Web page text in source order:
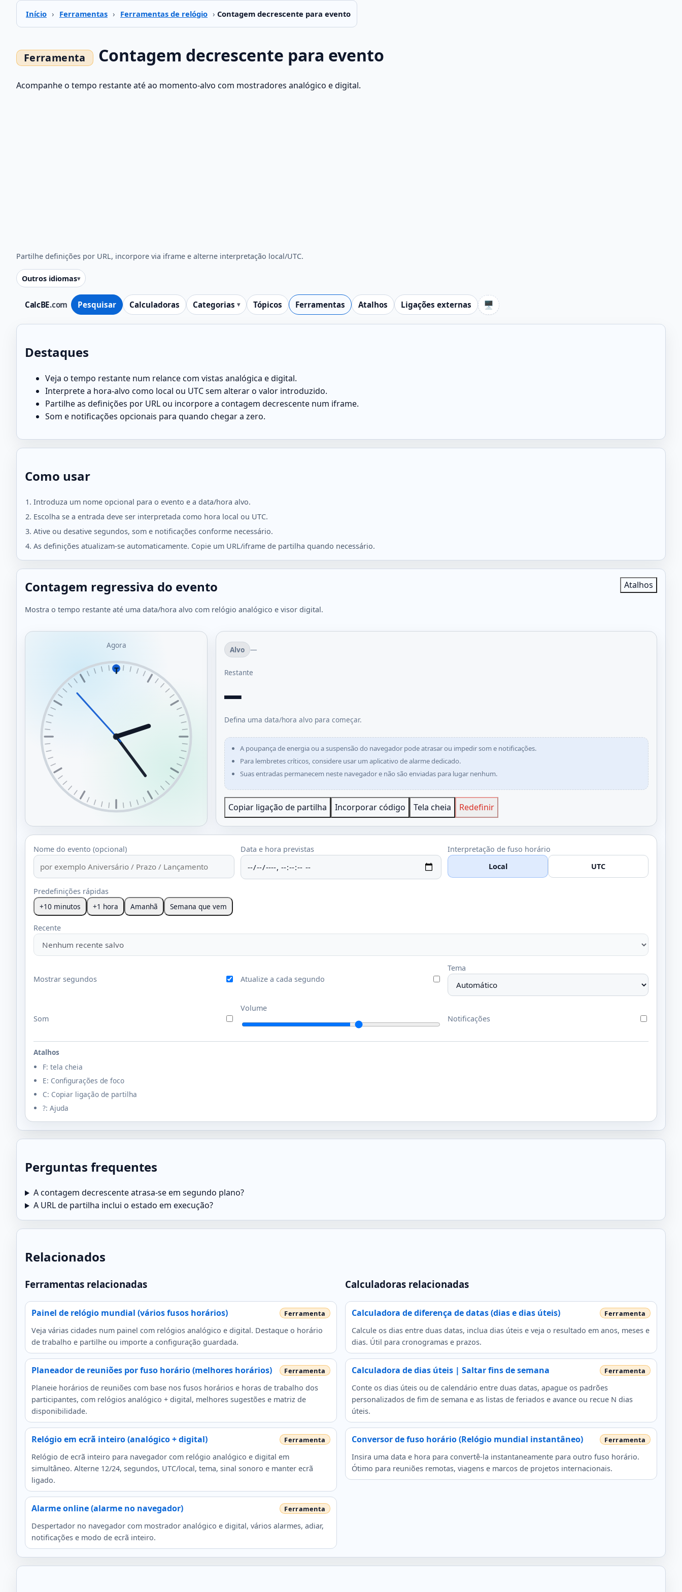
Início › Ferramentas › Ferramentas de relógio › Contagem decrescente para evento
CalcBE.com Pesquisar Calculadoras Categorias Tópicos Ferramentas Atalhos Ligações externas 🖥️
Contagem decrescente para evento
Acompanhe o tempo restante até ao momento-alvo com mostradores analógico e digital.
Partilhe definições por URL, incorpore via iframe e alterne interpretação local/UTC.
Outros idiomas
Destaques
Veja o tempo restante num relance com vistas analógica e digital.
Interprete a hora-alvo como local ou UTC sem alterar o valor introduzido.
Partilhe as definições por URL ou incorpore a contagem decrescente num iframe.
Som e notificações opcionais para quando chegar a zero.
Como usar
Introduza um nome opcional para o evento e a data/hora alvo.
Escolha se a entrada deve ser interpretada como hora local ou UTC.
Ative ou desative segundos, som e notificações conforme necessário.
As definições atualizam-se automaticamente. Copie um URL/iframe de partilha quando necessário.
Contagem regressiva do evento
Mostra o tempo restante até uma data/hora alvo com relógio analógico e visor digital.
Atalhos
Agora
T
Alvo —
Restante
—
Defina uma data/hora alvo para começar.
A poupança de energia ou a suspensão do navegador pode atrasar ou impedir som e notificações.
Para lembretes críticos, considere usar um aplicativo de alarme dedicado.
Suas entradas permanecem neste navegador e não são enviadas para lugar nenhum.
Copiar ligação de partilha Incorporar código Tela cheia Redefinir
Nome do evento (opcional) Data e hora previstas
Interpretação de fuso horário
Local
UTC
Predefinições rápidas
+10 minutos
+1 hora Amanhã Semana que vem
Recente
Mostrar segundos Atualize a cada segundo
Tema
Som
Volume
Notificações
Atalhos
F: tela cheia
E: Configurações de foco
C: Copiar ligação de partilha
?: Ajuda
Defina
data/hora
para
Perguntas frequentes
A contagem decrescente atrasa-se em segundo plano?
A URL de partilha inclui o estado em execução?
Relacionados
Ferramentas relacionadas
Painel de relógio mundial (vários fusos horários)
Veja várias cidades num painel com relógios analógico e digital. Destaque o horário
de trabalho e partilhe ou importe a configuração guardada.
Planeador de reuniões por fuso horário (melhores horários)
Planeie horários de reuniões com base nos fusos horários e horas de trabalho dos
participantes, com relógios analógico + digital, melhores sugestões e matriz de
disponibilidade.
Relógio em ecrã inteiro (analógico + digital)
Relógio de ecrã inteiro para navegador com relógio analógico e digital em
simultâneo. Alterne 12/24, segundos, UTC/local, tema, sinal sonoro e manter ecrã
ligado.
Alarme online (alarme no navegador)
Despertador no navegador com mostrador analógico e digital, vários alarmes, adiar,
notificações e modo de ecrã inteiro.
Calculadoras relacionadas
Calculadora de diferença de datas (dias e dias úteis)
Calcule os dias entre duas datas, inclua dias úteis e veja o resultado em anos, meses e
dias. Útil para cronogramas e prazos.
Calculadora de dias úteis | Saltar fins de semana
Conte os dias úteis ou de calendário entre duas datas, apague os padrões
personalizados de fim de semana e as listas de feriados e avance ou recue N dias
úteis.
Conversor de fuso horário (Relógio mundial instantâneo)
Insira uma data e hora para convertê-la instantaneamente para outro fuso horário.
Ótimo para reuniões remotas, viagens e marcos de projetos internacionais.